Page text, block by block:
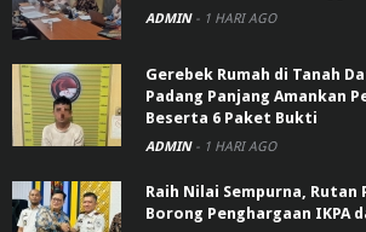
ADMIN - 1 HARI AGO
Gerebek Rumah di Tanah
Padang Panjang Amankan
Beserta 6 Paket Bukti
ADMIN - 1 HARI AGO
Raih Nilai Sempurna, Rutan
Borong Penghargaan IKPA